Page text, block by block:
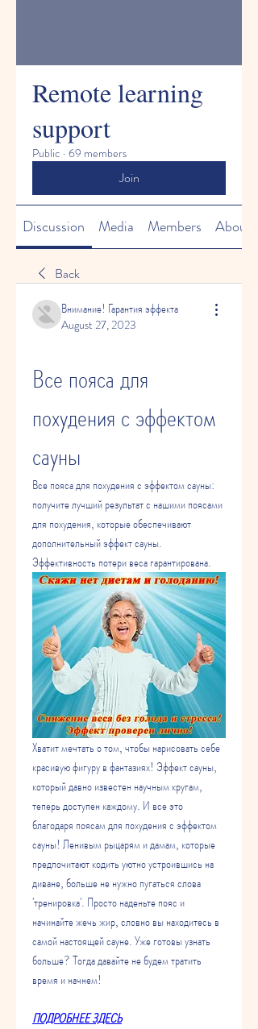
Remote learning
support
Public · 69 members
Join
Discussion Media Members About
Back
Внимание! Гарантия эффекта
August 27, 2023
Все пояса для
похудения с эффектом
сауны
Все пояса для похудения с эффектом сауны:
получите лучший результат с нашими поясами
для похудения, которые обеспечивают
дополнительный эффект сауны.
Эффективность потери веса гарантирована.
Хватит мечтать о том, чтобы нарисовать себе
красивую фигуру в фантазиях! Эффект сауны,
который давно известен научным кругам,
теперь доступен каждому. И все это
благодаря поясам для похудения с эффектом
сауны! Ленивым рыцарям и дамам, которые
предпочитают кодить уютно устроившись на
диване, больше не нужно пугаться слова
'тренировка'. Просто наденьте пояс и
начинайте жечь жир, словно вы находитесь в
самой настоящей сауне. Уже готовы узнать
больше? Тогда давайте не будем тратить
время и начнем!
ПОДРОБНЕЕ ЗДЕСЬ